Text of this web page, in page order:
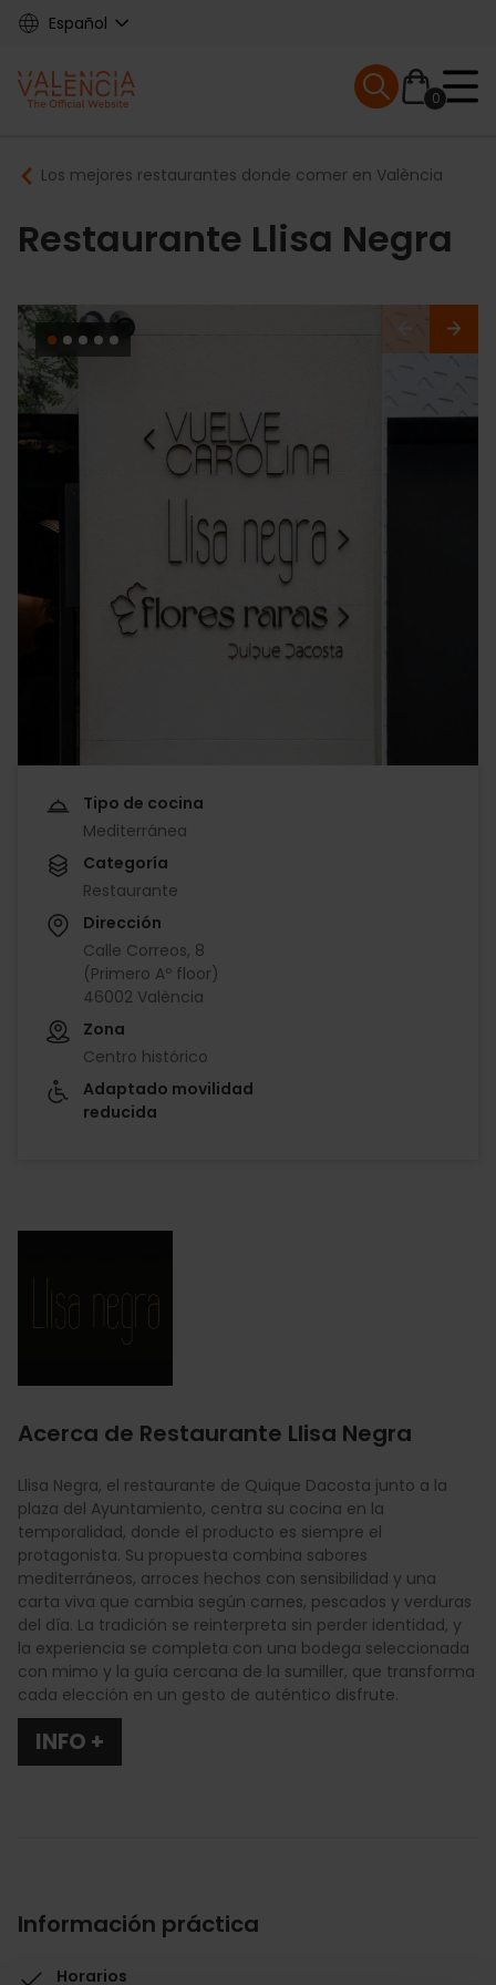
Skip
content
Español
Main
navigation
0
Mobile menu
Breadcrumb
Los mejores restaurantes donde comer en València
Restaurante Llisa Negra
Tipo de cocina
Mediterránea
Categoría
Restaurante
Dirección
Calle Correos, 8
(Primero Aº floor)
46002 València
Zona
Centro histórico
Adaptado movilidad
reducida
Acerca de Restaurante Llisa Negra
Llisa Negra, el restaurante de Quique Dacosta junto a la
plaza del Ayuntamiento, centra su cocina en la
temporalidad, donde el producto es siempre el
protagonista. Su propuesta combina sabores
mediterráneos, arroces hechos con sensibilidad y una
carta viva que cambia según carnes, pescados y verduras
del día. La tradición se reinterpreta sin perder identidad, y
la experiencia se completa con una bodega seleccionada
con mimo y la guía cercana de la sumiller, que transforma
cada elección en un gesto de auténtico disfrute.
INFO +
Información práctica
Horarios